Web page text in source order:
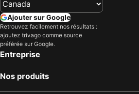
Ajouter sur Google
Retrouvez facilement nos résultats :
ajoutez trivago comme source
préférée sur Google.
Entreprise
Nos produits